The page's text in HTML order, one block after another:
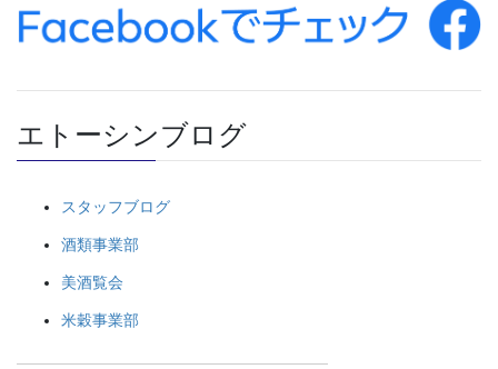
エトーシンブログ
スタッフブログ
酒類事業部
美酒覧会
米穀事業部